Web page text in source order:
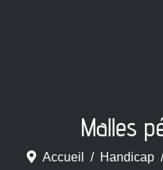
Malles
Accueil Handicap